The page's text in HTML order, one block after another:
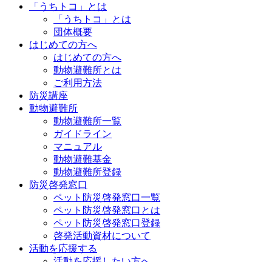
「うちトコ」とは
「うちトコ」とは
団体概要
はじめての方へ
はじめての方へ
動物避難所とは
ご利用方法
防災講座
動物避難所
動物避難所一覧
ガイドライン
マニュアル
動物避難基金
動物避難所登録
防災啓発窓口
ペット防災啓発窓口一覧
ペット防災啓発窓口とは
ペット防災啓発窓口登録
啓発活動資材について
活動を応援する